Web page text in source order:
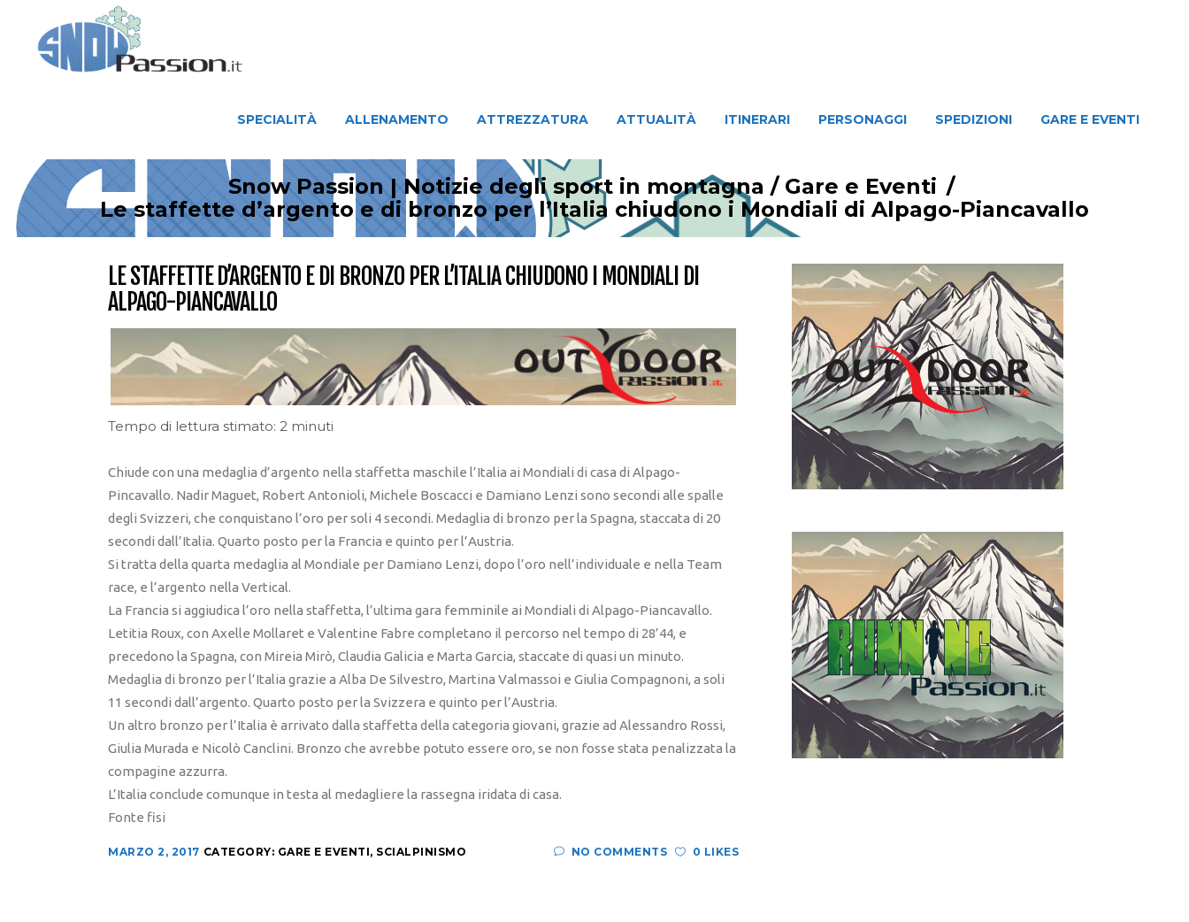
SPECIALITÀ ALLENAMENTO ATTREZZATURA ATTUALITÀ ITINERARI PERSONAGGI SPEDIZIONI GARE E EVENTI
Snow Passion | Notizie degli sport in montagna / Gare e Eventi /
Le staffette d’argento e di bronzo per l’Italia chiudono i Mondiali di Alpago-Piancavallo
LE STAFFETTE D’ARGENTO E DI BRONZO PER L’ITALIA CHIUDONO I MONDIALI DI
ALPAGO-PIANCAVALLO
Tempo di lettura stimato: 2 minuti
Chiude con una medaglia d’argento nella staffetta maschile l’Italia ai Mondiali di casa di Alpago-
Pincavallo. Nadir Maguet, Robert Antonioli, Michele Boscacci e Damiano Lenzi sono secondi alle spalle
degli Svizzeri, che conquistano l’oro per soli 4 secondi. Medaglia di bronzo per la Spagna, staccata di 20
secondi dall’Italia. Quarto posto per la Francia e quinto per l’Austria.
Si tratta della quarta medaglia al Mondiale per Damiano Lenzi, dopo l’oro nell’individuale e nella Team
race, e l’argento nella Vertical.
La Francia si aggiudica l’oro nella staffetta, l’ultima gara femminile ai Mondiali di Alpago-Piancavallo.
Letitia Roux, con Axelle Mollaret e Valentine Fabre completano il percorso nel tempo di 28’44, e
precedono la Spagna, con Mireia Mirò, Claudia Galicia e Marta Garcia, staccate di quasi un minuto.
Medaglia di bronzo per l’Italia grazie a Alba De Silvestro, Martina Valmassoi e Giulia Compagnoni, a soli
11 secondi dall’argento. Quarto posto per la Svizzera e quinto per l’Austria.
Un altro bronzo per l’Italia è arrivato dalla staffetta della categoria giovani, grazie ad Alessandro Rossi,
Giulia Murada e Nicolò Canclini. Bronzo che avrebbe potuto essere oro, se non fosse stata penalizzata la
compagine azzurra.
L’Italia conclude comunque in testa al medagliere la rassegna iridata di casa.
Fonte fisi
MARZO 2, 2017 CATEGORY: GARE E EVENTI, SCIALPINISMO NO COMMENTS 0 LIKES